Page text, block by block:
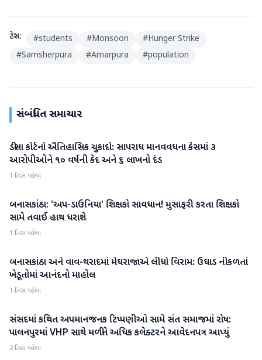
ટેગ્સ: #students #Monsoon #Hunger Strike
#Samsherpura #Amarpura #population
સંબંધિત સમાચાર
બનાસકાંઠા
ડીસા કોર્ટનો ઐતિહાસિક ચુકાદો: સાપરાધ માનવવધના કેસમાં ૩
આરોપીઓને ૧૦ વર્ષની કેદ અને ૬ લાખનો દંડ
1 દિવસ પહેલા
બનાસકાંઠા
બનાસકાંઠા: 'અપ-ડાઉનિયા' શિક્ષકો સાવધાન! મુસાફરી કરતા શિક્ષકો
સામે તવાઈ હાથ ધરાશે
1 દિવસ પહેલા
બનાસકાંઠા
બનાસકાંઠા અને વાવ-થરાદમાં મેઘરાજાએ લીધો વિરામ: ઉઘાડ નીકળતાં
ખેડૂતોમાં આનંદનો માહોલ
1 દિવસ પહેલા
બનાસકાંઠા
સંસદમાં કથિત અપમાનજનક ટિપ્પણીઓ સામે સંત સમાજમાં રોષ:
પાલનપુરમાં VHP સાથે મળીને અધિક કલેક્ટરને આવેદનપત્ર આપ્યું
2 દિવસ પહેલા